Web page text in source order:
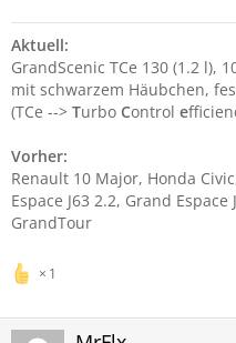
Aktuell:
GrandScenic TCe 130 (1.2 l),
mit schwarzem Häubchen,
(TCe --> Turbo Control e
Vorher:
Renault 10 Major, Honda
Espace J63 2.2, Grand
GrandTour
1